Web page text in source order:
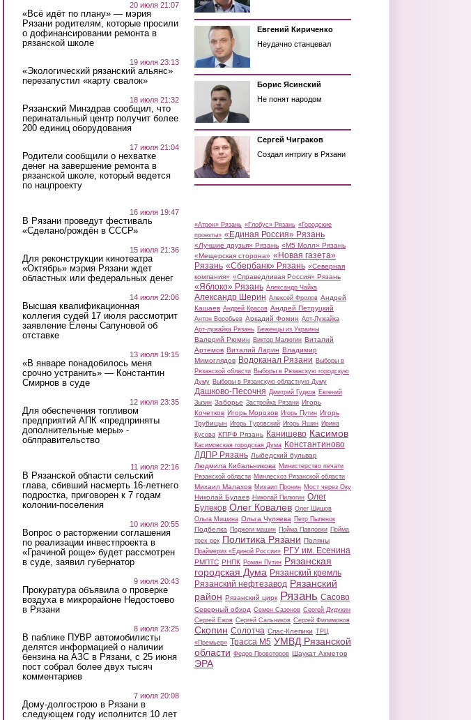
20 июля 21:07
«Всё идёт по плану» — мэрия
Рязани родителям, которые просили
о дофинансировании ремонта в
рязанской школе
19 июля 23:13
«Экологический рязанский альянс»
перезапустил «карту свалок»
18 июля 21:32
Рязанский Минздрав сообщил, что
перинатальный центр получит более
200 единиц оборудования
17 июля 21:04
Родители сообщили о нехватке
денег на завершение ремонта в
рязанской школе, который ведется
по нацпроекту
16 июля 19:47
В Рязани проведут фестиваль
«Сделано/рождён в СССР»
15 июля 21:36
Для реконструкции кинотеатра
«Октябрь» мэрия Рязани ждет
областных или федеральных денег
14 июля 22:06
Высшая квалификационная
коллегия судей 17 июля рассмотрит
заявление Елены Сапуновой об
отставке
13 июля 19:15
«В январе понадобилось меня
срочно устранить» — Константин
Смирнов в суде
12 июля 23:35
Для обеспечения топливом
предприятий АПК «предприняты
дополнительные меры» -
облправительство
11 июля 22:16
В Рязанской области сельский
глава, сбивший насмерть 16-летнего
подростка, приговорен к 7 годам
колонии-поселения
10 июля 20:55
Вопрос о расторжении соглашения
по реализации инвестпроекта в
«Грачиной роще» будет рассмотрен
в суде, заявил губернатор
9 июля 20:43
Прокуратура объявила о проверке
воздуха в микрорайоне Недостоево
в Рязани
8 июля 23:25
В паблике ПУВР автомобилисты
делятся информацией о наличии
бензина на АЗС в Рязани, с 25 июня
пост собрал более двух тысяч
комментариев
7 июля 20:08
Дому-долгострою в Рязани в
следующем году исполнится 10 лет
Евгений Кириченко
Неудачно станцевал
Борис Ясинский
Не понят народом
Сергей Чиграков
Создал интригу в Рязани
«Атрон» Рязань «Глобус» Рязань «Городские
проекты» «Единая Россия» Рязань
«Лучшие друзья» Рязань «М5 Молл» Рязань
«Мещерская сторона» «Новая газета»
Рязань «Сбербанк» Рязань «Северная
компания» «Справедливая Россия» Рязань
«Яблоко» Рязань Александр Чайка
Александр Шерин Алексей Фролов Андрей
Кашаев Андрей Красов Андрей Петруцкий
Антон Воробьев Аркадий Фомин Арт-Лужайка
Арт-лужайка Рязань Беженцы из Украины
Валерий Рюмин Виктор Малюгин Виталий
Артемов Виталий Ларин Владимир
Мимоглядов Водоканал Рязани Выборы в
Рязанской области Выборы в Рязанскую городскую
Думу Выборы в Рязанскую областную Думу
Дашково-Песочня Дмитрий Гудков Евгений
Зызин Заборье Застройка Рязани Игорь
Кочетков Игорь Морозов Игорь Путин Игорь
Трубицын Игорь Туровский Игорь Яшин Ирина
Кусова КПРФ Рязань Канищево Касимов
Касимовская городская Дума Константиново
ЛДПР Рязань Лыбедский бульвар
Людмила Кибальникова Министерство печати
Рязанской области Минлесхоз Рязанской области
Михаил Малахов Михаил Пронин Мост через Оку
Николай Булаев Николай Пилюгин Олег
Булеков Олег Ковалев Олег Шишов
Ольга Мишина Ольга Чуляева Петр Пыленок
Подбелка Поджоги машин Пойма Павловки Пойма
трех рек Политика Рязани Поляны
Праймериз «Единой России» РГУ им. Есенина
РМПТС РНПК Роман Путин Рязанская
городская Дума Рязанский кремль
Рязанский нефтезавод Рязанский
район Рязанский цирк Рязань Сасово
Северный обход Семен Сазонов Сергей Дудукин
Сергей Ежов Сергей Сальников Сергей Филимонов
Скопин Солотча Спас-Клепики ТРЦ
«Премьер» Трасса М5 УМВД Рязанской
области Федор Провоторов Шаукат Ахметов
ЭРА